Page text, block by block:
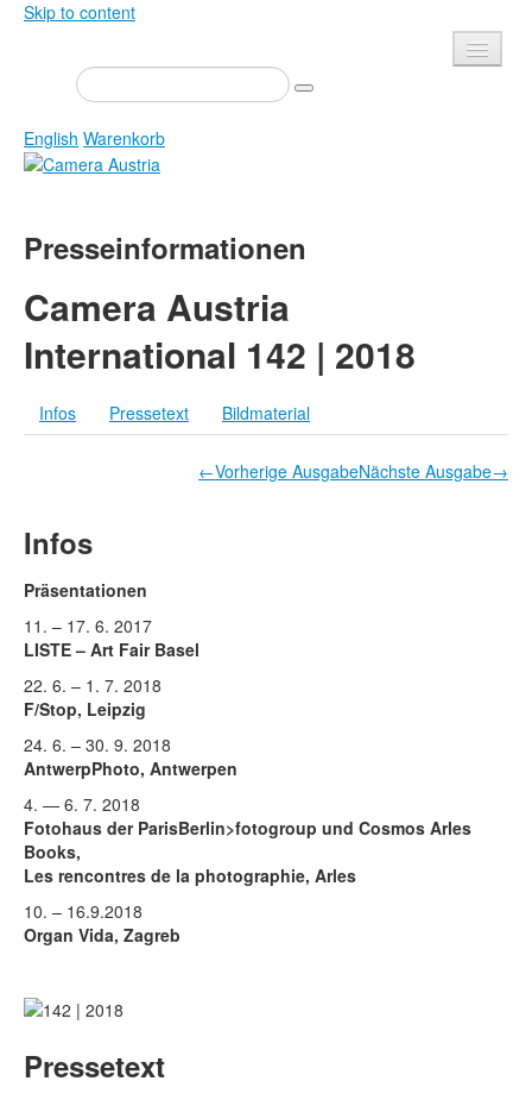
Skip to content
Presse
Veranstaltungen
Newsletter
Über uns
Ausschreibungen
Datenschutz
Mediadaten
English Warenkorb
Zeitschrift
Ausstellungen
Edition
Bibliothek
Rechtliche Informationen
Presseinformationen
Camera Austria
International 142 | 2018
Infos Pressetext Bildmaterial
←Vorherige AusgabeNächste Ausgabe→
Infos
Präsentationen
11. – 17. 6. 2017
LISTE – Art Fair Basel
22. 6. – 1. 7. 2018
F/Stop, Leipzig
24. 6. – 30. 9. 2018
AntwerpPhoto, Antwerpen
4. — 6. 7. 2018
Fotohaus der ParisBerlin>fotogroup und Cosmos Arles
Books,
Les rencontres de la photographie, Arles
10. – 16.9.2018
Organ Vida, Zagreb
Pressetext